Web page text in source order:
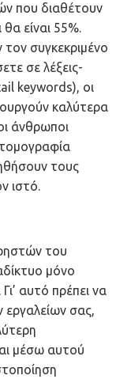
που διαθέτουν
είναι 55%.
συγκεκριμένο
σε λέξεις-
keywords), οι
καλύτερα
άνθρωποι
τους
ιστό.
του
μόνο
αυτό πρέπει να
εργαλείων σας,
μέσω αυτού